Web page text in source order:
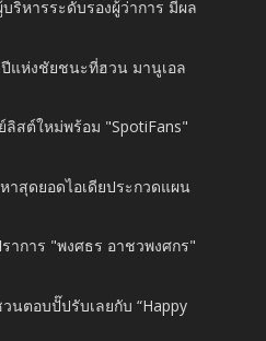
ริหารระดับรองผู้ว่าการ มีผล
แห่งชัยชนะที่ฮวน มานูเอล
ลิสต์ใหม่พร้อม "SpotiFans"
าสุดยอดไอเดียประกวดแผน
าการ "พงศธร อาชวพงศกร"
นตอบปั๊ปรับเลยกับ “Happy